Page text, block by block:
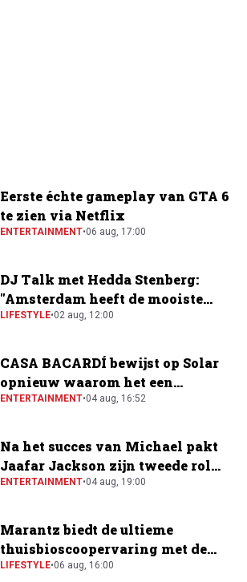
Eerste échte gameplay van GTA 6
te zien via Netflix
ENTERTAINMENT•06 aug, 17:00
DJ Talk met Hedda Stenberg:
"Amsterdam heeft de mooiste
festivalscene van Europa"
LIFESTYLE•02 aug, 12:00
CASA BACARDÍ bewijst op Solar
opnieuw waarom het een
festivalfavoriet is
ENTERTAINMENT•04 aug, 16:52
Na het succes van Michael pakt
Jaafar Jackson zijn tweede rol
naast Will Smith
ENTERTAINMENT•04 aug, 19:00
Marantz biedt de ultieme
thuisbioscoopervaring met de
CINEMA Series 2
LIFESTYLE•06 aug, 16:00